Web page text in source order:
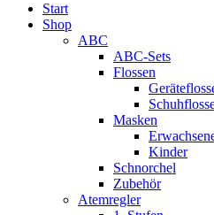
Start
Shop
ABC
ABC-Sets
Flossen
Masken
Kinder
Schnorchel
Zubehör
Atemregler